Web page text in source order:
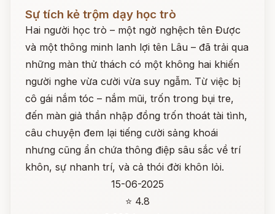
Sự tích kẻ trộm dạy học trò
Hai người học trò – một ngờ nghệch tên Được
và một thông minh lanh lợi tên Lâu – đã trải qua
những màn thử thách có một không hai khiến
người nghe vừa cười vừa suy ngẫm. Từ việc bị
cô gái nắm tóc – nắm mũi, trốn trong bụi tre,
đến màn giả thần nhập đồng trốn thoát tài tình,
câu chuyện đem lại tiếng cười sảng khoái
nhưng cũng ẩn chứa thông điệp sâu sắc về trí
khôn, sự nhanh trí, và cả thói đời khôn lỏi.
15-06-2025
⭐ 4.8